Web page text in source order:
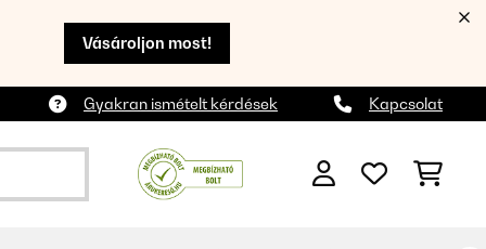
Vásároljon most!
Gyakran ismételt kérdések Kapcsolat